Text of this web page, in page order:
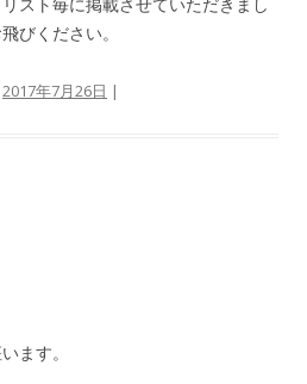
びください。
2017年7月26日 |
ます。